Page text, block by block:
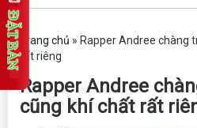
Trang chủ » Rapper Andree chàng
rất riêng
Rapper Andree
cũng khí chất rất